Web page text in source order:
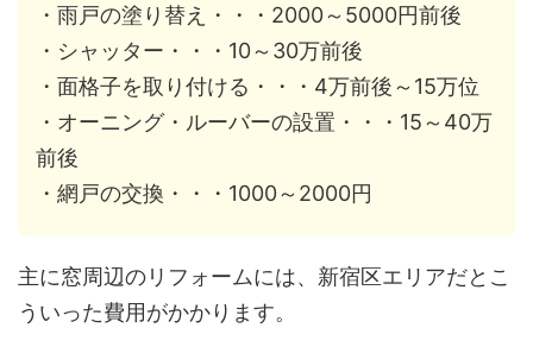
・雨戸の塗り替え・・・2000～5000円前後
・シャッター・・・10～30万前後
・面格子を取り付ける・・・4万前後～15万位
・オーニング・ルーバーの設置・・・15～40万
前後
・網戸の交換・・・1000～2000円
主に窓周辺のリフォームには、新宿区エリアだとこ
ういった費用がかかります。